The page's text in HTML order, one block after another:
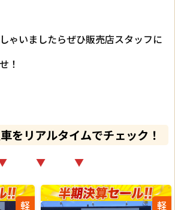
ゃいましたらぜひ販売店スタッフに
！
をリアルタイムでチェック！
▼ ▼
軽 軽